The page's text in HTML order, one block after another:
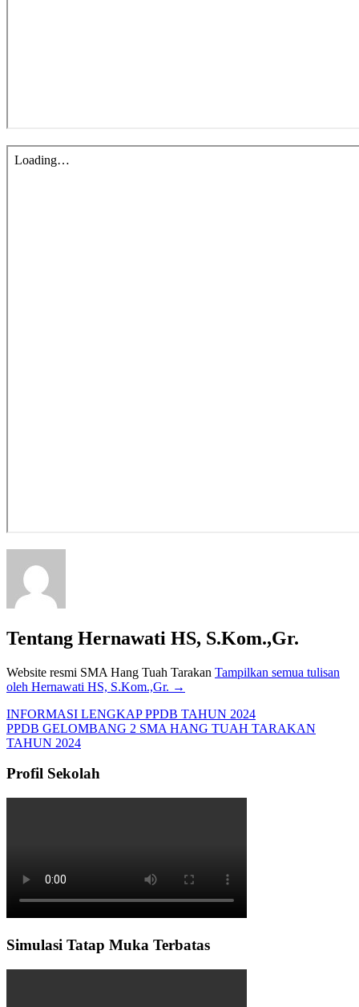
Tentang Hernawati HS, S.Kom.,Gr.
Website resmi SMA Hang Tuah Tarakan Tampilkan semua tulisan
oleh Hernawati HS, S.Kom.,Gr. →
INFORMASI LENGKAP PPDB TAHUN 2024
PPDB GELOMBANG 2 SMA HANG TUAH TARAKAN
TAHUN 2024
Profil Sekolah
Simulasi Tatap Muka Terbatas